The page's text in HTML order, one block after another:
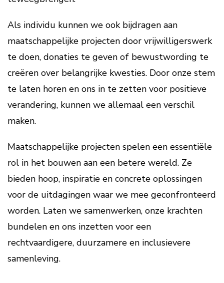
Als individu kunnen we ook bijdragen aan
maatschappelijke projecten door vrijwilligerswerk
te doen, donaties te geven of bewustwording te
creëren over belangrijke kwesties. Door onze stem
te laten horen en ons in te zetten voor positieve
verandering, kunnen we allemaal een verschil
maken.
Maatschappelijke projecten spelen een essentiële
rol in het bouwen aan een betere wereld. Ze
bieden hoop, inspiratie en concrete oplossingen
voor de uitdagingen waar we mee geconfronteerd
worden. Laten we samenwerken, onze krachten
bundelen en ons inzetten voor een
rechtvaardigere, duurzamere en inclusievere
samenleving.